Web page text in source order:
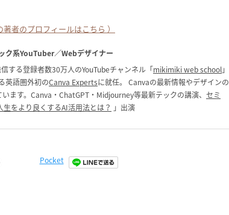
著者のプロフィールはこちら ）
ク系YouTuber／Webデザイナー
する登録者数30万人のYouTubeチャンネル「mikimiki web school」
英語圏外初のCanva Expertsに就任。 Canvaの最新情報やデザインの
ます。Canva・ChatGPT・Midjourney等最新テックの講演、 セミ
生をより良くするAI活用法とは？ 」出演
Pocket